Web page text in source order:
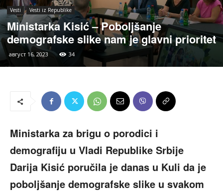
Vesti Vesti iz Republike
Ministarka Kisić – Poboljšanje
demografske slike nam je glavni prioritet
август 16, 2023 34
Ministarka za brigu o porodici i
demografiju u Vladi Republike Srbije
Darija Kisić poručila je danas u Kuli da je
poboljšanje demografske slike u svakom